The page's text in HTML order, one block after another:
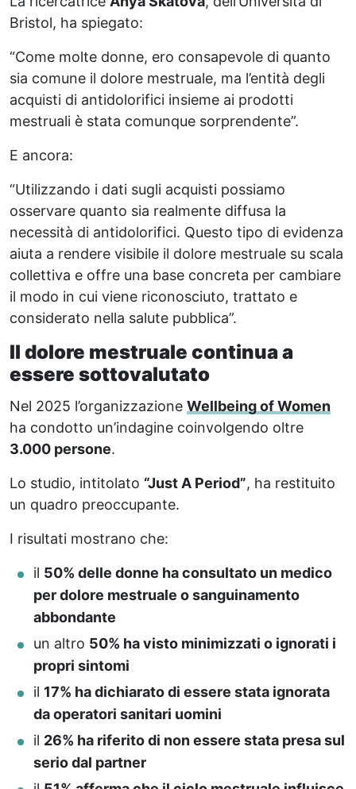
Bristol, ha spiegato:
“Come molte donne, ero consapevole di quanto
sia comune il dolore mestruale, ma l’entità degli
acquisti di antidolorifici insieme ai prodotti
mestruali è stata comunque sorprendente”.
E ancora:
“Utilizzando i dati sugli acquisti possiamo
osservare quanto sia realmente diffusa la
necessità di antidolorifici. Questo tipo di evidenza
aiuta a rendere visibile il dolore mestruale su scala
collettiva e offre una base concreta per cambiare
il modo in cui viene riconosciuto, trattato e
considerato nella salute pubblica”.
Il dolore mestruale continua a
essere sottovalutato
Nel 2025 l’organizzazione Wellbeing of Women
ha condotto un’indagine coinvolgendo oltre
3.000 persone.
Lo studio, intitolato “Just A Period”, ha restituito
un quadro preoccupante.
I risultati mostrano che:
il 50% delle donne ha consultato un medico
per dolore mestruale o sanguinamento
abbondante
un altro 50% ha visto minimizzati o ignorati i
propri sintomi
il 17% ha dichiarato di essere stata ignorata
da operatori sanitari uomini
il 26% ha riferito di non essere stata presa sul
serio dal partner